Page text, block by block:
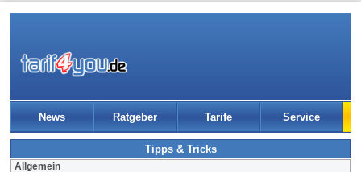
News Ratgeber Tarife Service
Tipps & Tricks
Allgemein